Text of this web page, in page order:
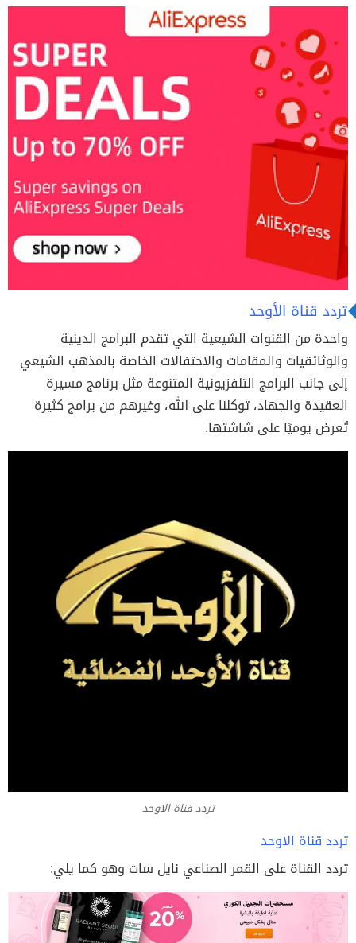
تردد قناة الأوحد
واحدة من القنوات الشيعية التي تقدم البرامج الدينية
والوثائقيات والمقامات والاحتفالات الخاصة بالمذهب الشيعي
إلى جانب البرامج التلفزيونية المتنوعة مثل برنامج مسيرة
العقيدة والجهاد، توكلنا على الله، وغيرهم من برامج كثيرة
تُعرض يوميًا على شاشتها.
تردد قناة الاوحد
تردد قناة الاوحد
تردد القناة على القمر الصناعي نايل سات وهو كما يلي: